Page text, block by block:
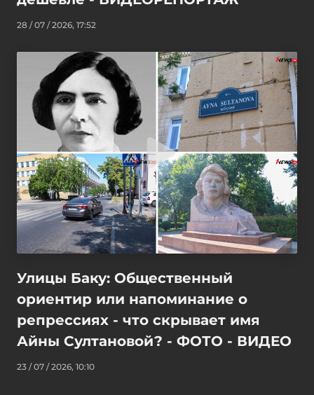
28 / 07 / 2026, 17:52
Улицы Баку: Общественный
ориентир или напоминание о
репрессиях - что скрывает имя
Айны Султановой? - ФОТО - ВИДЕО
23 / 07 / 2026, 10:10